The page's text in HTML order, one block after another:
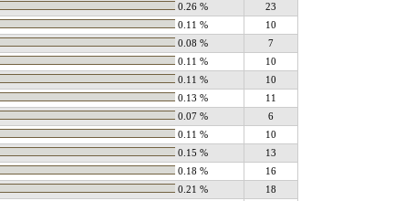
0.26 %
23
0.11 %
10
0.08 %
7
0.11 %
10
0.11 %
10
0.13 %
11
0.07 %
6
0.11 %
10
0.15 %
13
0.18 %
16
0.21 %
18